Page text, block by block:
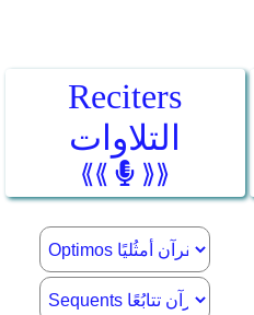
Reciters
التلاوات
⟪⟪ ⟫⟫